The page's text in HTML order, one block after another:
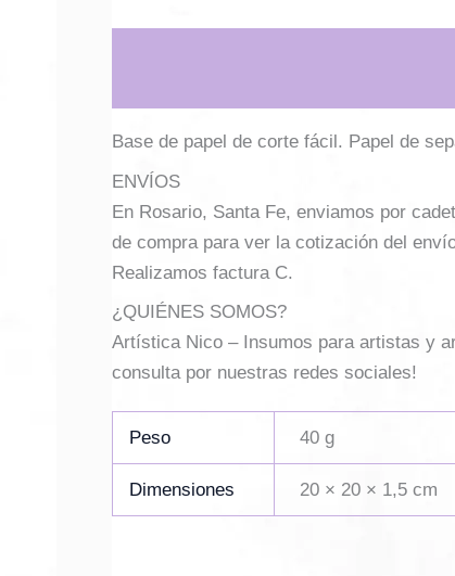
Base de papel de corte fácil. Papel de
ENVÍOS
En Rosario, Santa Fe, enviamos por
de compra para ver la cotización del
Realizamos factura C.
¿QUIÉNES SOMOS?
Artística Nico – Insumos para artistas y
consulta por nuestras redes sociales!
Peso 40 g
Dimensiones 20 × 20 × 1,5 cm